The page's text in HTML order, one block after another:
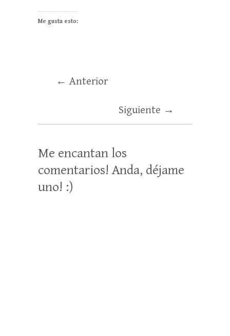
Me gusta esto:
← Anterior
Siguiente →
Me encantan los
comentarios! Anda, déjame
uno! :)